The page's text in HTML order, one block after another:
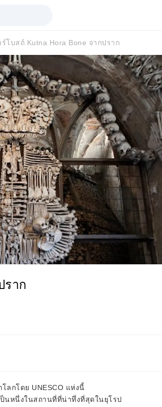
ร์โบสถ์ Kutna Hora Bone จากปราก
ราก
ลกโดย UNESCO แห่งนี้
นหนึ่งในสถานที่ที่น่าทึ่งที่สุดในยุโรป